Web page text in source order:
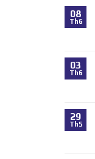
08
Th6
03
Th6
29
Th5